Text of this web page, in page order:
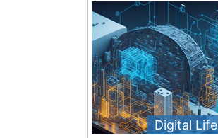
Digital Life